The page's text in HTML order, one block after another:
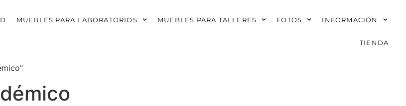
MUEBLES PARA LABORATORIOS MUEBLES PARA TALLERES FOTOS INFORMACIÓN
TIENDA